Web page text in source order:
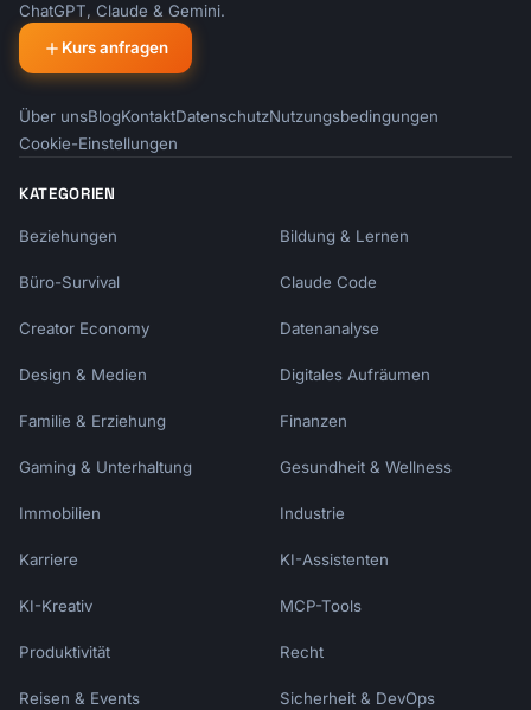
ChatGPT, Claude & Gemini.
Kurs anfragen
Über unsBlogKontaktDatenschutzNutzungsbedingungen
Cookie-Einstellungen
KATEGORIEN
Beziehungen Bildung & Lernen
Büro-Survival Claude Code
Creator Economy Datenanalyse
Design & Medien Digitales Aufräumen
Familie & Erziehung Finanzen
Gaming & Unterhaltung Gesundheit & Wellness
Immobilien Industrie
Karriere KI-Assistenten
KI-Kreativ MCP-Tools
Produktivität Recht
Reisen & Events Sicherheit & DevOps